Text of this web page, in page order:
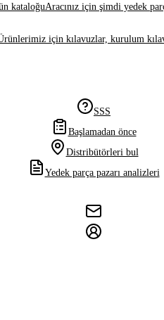
kataloğuAracınız için şimdi yedek
için kılavuzlar, kurulum
SSS
Başlamadan önce
Distribütörleri bul
Yedek parça pazarı analizleri